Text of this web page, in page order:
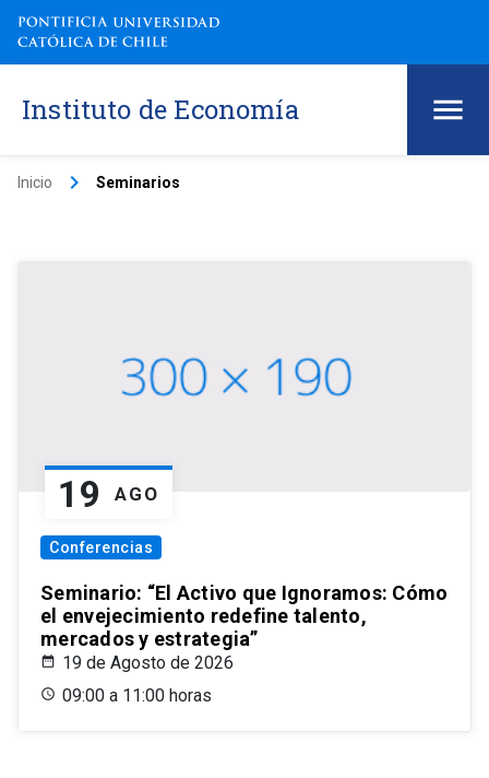
Instituto de Economía
Inicio keyboard_arrow_right Seminarios
19 AGO
Conferencias
Seminario: “El Activo que Ignoramos: Cómo
el envejecimiento redefine talento,
mercados y estrategia”
19 de Agosto de 2026
09:00 a 11:00 horas